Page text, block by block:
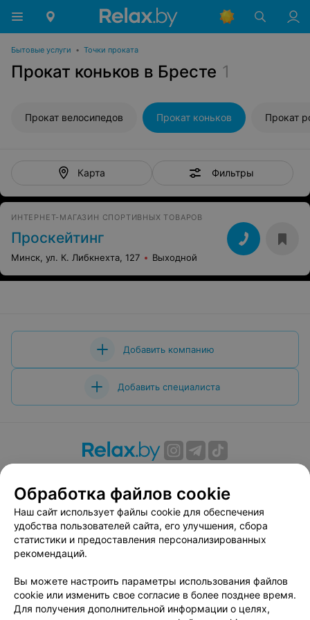
Бытовые услуги • Точки проката
Прокат коньков в Бресте 1
Прокат велосипедов Прокат коньков Прокат
Карта Фильтры
ИНТЕРНЕТ-МАГАЗИН СПОРТИВНЫХ ТОВАРОВ
Проскейтинг
Минск, ул. К. Либкнехта, 127 Выходной
Добавить компанию
Добавить специалиста
Вакансии
Публичный договор
Способы оплаты
Публичный договор по использованию сервиса
«Афиша»
Пользовательское соглашение
Связаться по вопросам сотрудничества
Написать руководителю relax.by
Обработка файлов cookie
Наш сайт использует файлы cookie для обеспечения
удобства пользователей сайта, его улучшения, сбора
статистики и предоставления персонализированных
рекомендаций.
Вы можете настроить параметры использования файлов
cookie или изменить свое согласие в более позднее время.
Для получения дополнительной информации о целях,